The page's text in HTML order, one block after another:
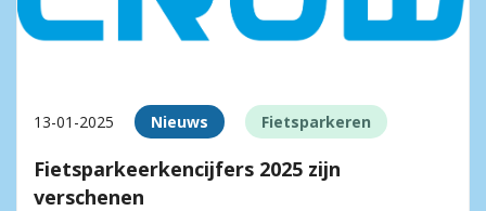
13-01-2025 Nieuws Fietsparkeren
Fietsparkeerkencijfers 2025 zijn
verschenen